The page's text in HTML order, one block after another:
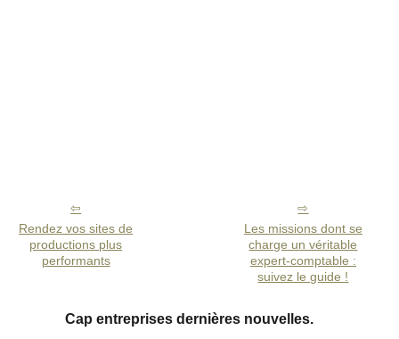
Rendez vos sites de
productions plus
performants
Les missions dont se
charge un véritable
expert-comptable :
suivez le guide !
Cap entreprises dernières nouvelles.